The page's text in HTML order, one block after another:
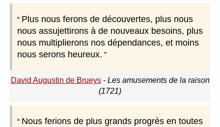
Plus nous ferons de découvertes, plus nous
nous assujettirons à de nouveaux besoins, plus
nous multiplierons nos dépendances, et moins
nous serons heureux.
David Augustin de Brueys- Les amusements de la raison
(1721)
Nous ferions de plus grands progrès en toutes